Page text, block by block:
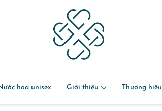
hoa unisex Giới thiệu Thương hiệu